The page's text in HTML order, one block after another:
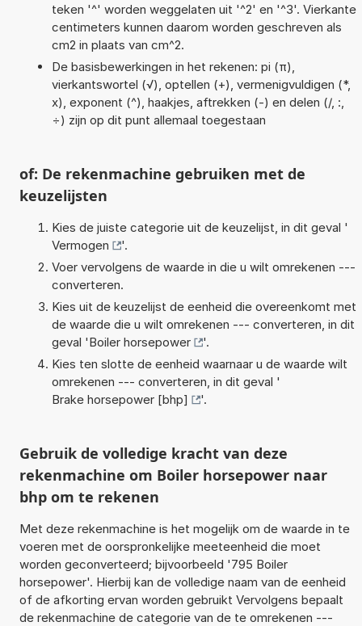
teken '^' worden weggelaten uit '^2' en '^3'. Vierkante
centimeters kunnen daarom worden geschreven als
cm2 in plaats van cm^2.
De basisbewerkingen in het rekenen: pi (π),
vierkantswortel (√), optellen (+), vermenigvuldigen (*,
x), exponent (^), haakjes, aftrekken (-) en delen (/, :,
÷) zijn op dit punt allemaal toegestaan
of: De rekenmachine gebruiken met de
keuzelijsten
Kies de juiste categorie uit de keuzelijst, in dit geval '
Vermogen
'.
Voer vervolgens de waarde in die u wilt omrekenen ---
converteren.
Kies uit de keuzelijst de eenheid die overeenkomt met
de waarde die u wilt omrekenen --- converteren, in dit
geval 'Boiler horsepower
'.
Kies ten slotte de eenheid waarnaar u de waarde wilt
omrekenen --- converteren, in dit geval '
Brake horsepower [bhp]
'.
Gebruik de volledige kracht van deze
rekenmachine om Boiler horsepower naar
bhp om te rekenen
Met deze rekenmachine is het mogelijk om de waarde in te
voeren met de oorspronkelijke meeteenheid die moet
worden geconverteerd; bijvoorbeeld '795 Boiler
horsepower'. Hierbij kan de volledige naam van de eenheid
of de afkorting ervan worden gebruikt Vervolgens bepaalt
de rekenmachine de categorie van de te omrekenen ---